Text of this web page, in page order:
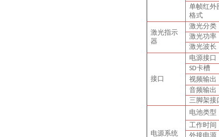
单帧红外
格式
激光指示
器
激光分类
激光功率
激光波长
接口
电源接口
SD卡槽
视频输出
音频输出
三脚架接
电源系统
电池类型
工作时间
外接电源